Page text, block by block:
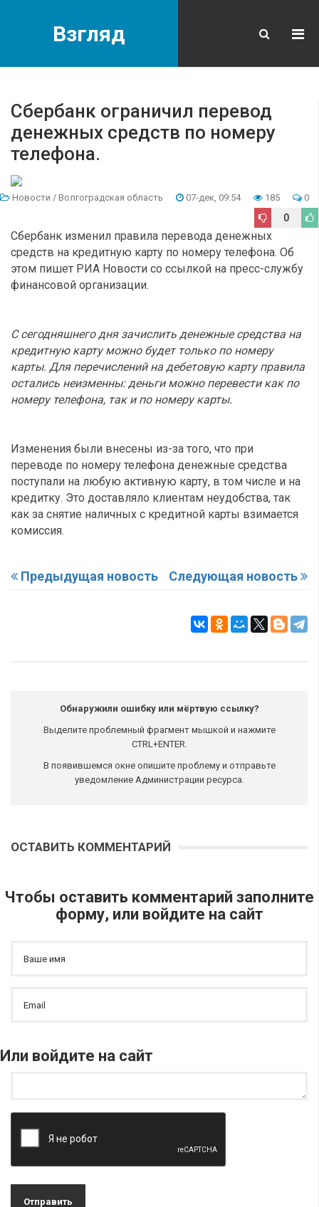
Взгляд
Сбербанк ограничил перевод
денежных средств по номеру
телефона.
Новости / Волгоградская область 07-дек, 09:54 185 0
0
Сбербанк изменил правила перевода денежных
средств на кредитную карту по номеру телефона. Об
этом пишет РИА Новости со ссылкой на пресс-службу
финансовой организации.
С сегодняшнего дня зачислить денежные средства на
кредитную карту можно будет только по номеру
карты. Для перечислений на дебетовую карту правила
остались неизменны: деньги можно перевести как по
номеру телефона, так и по номеру карты.
Изменения были внесены из-за того, что при
переводе по номеру телефона денежные средства
поступали на любую активную карту, в том числе и на
кредитку. Это доставляло клиентам неудобства, так
как за снятие наличных с кредитной карты взимается
комиссия.
Предыдущая новость Следующая новость
Обнаружили ошибку или мёртвую ссылку?
Выделите проблемный фрагмент мышкой и нажмите
CTRL+ENTER.
В появившемся окне опишите проблему и отправьте
уведомление Администрации ресурса.
ОСТАВИТЬ КОММЕНТАРИЙ
Чтобы оставить комментарий заполните
форму, или войдите на сайт
Или войдите на сайт